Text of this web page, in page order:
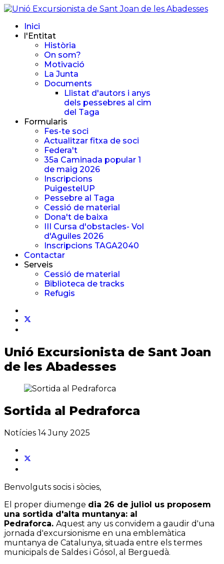
Inici
l'Entitat
Història
On som?
Motivació
La Junta
Documents
Llistat d'autors i anys
dels pessebres al cim
del Taga
Formularis
Fes-te soci
Actualitzar fitxa de soci
Federa't
35a Caminada popular 1
de maig 2026
Inscripcions
PuigestelUP
Pessebre al Taga
Cessió de material
Dona't de baixa
III Cursa d'obstacles- Vol
d'Aguiles 2026
Inscripcions TAGA2040
Contactar
Serveis
Cessió de material
Biblioteca de tracks
Refugis
Unió Excursionista de Sant Joan
de les Abadesses
Sortida al Pedraforca
Notícies 14 Juny 2025
Benvolguts socis i sòcies,
El proper diumenge dia 26 de juliol us proposem
una sortida d'alta muntanya: al
Pedraforca. Aquest any us convidem a gaudir d'una
jornada d'excursionisme en una emblemàtica
muntanya de Catalunya, situada entre els termes
municipals de Saldes i Gósol, al Berguedà.